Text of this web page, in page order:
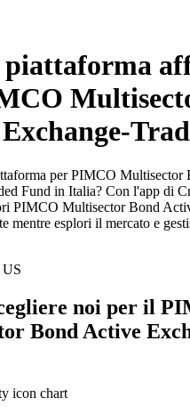
per PIMCO Multisector
Fund in Italia? Con l'app di
PIMCO Multisector Bond
mentre esplori il mercato e
noi per il
Bond Active